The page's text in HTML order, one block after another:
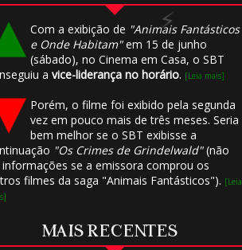
Com a exibição de "Animais Fantásticos
e Onde Habitam"em 15 de junho
(sábado), no Cinema em Casa, o SBT
a vice-liderança no horário. [Leia mais]
Porém, o filme foi exibido pela segunda
vez em pouco mais de três meses. Seria
bem melhor se o SBT exibisse a
"Os Crimes de Grindelwald"(não
informações se a emissora comprou os
filmes da saga "Animais Fantásticos"). [Leia
MAIS RECENTES